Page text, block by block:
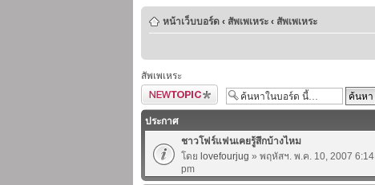
หน้าเว็บบอร์ด ‹ สัพเพเหระ ‹ สัพเพเหระ
สัพเพเหระ
ตั้งกระทู้ใหม่
ประกาศ
ชาวโฟร์แฟนเคยรู้สึกบ้างไหม
โดย lovefourjug » พฤหัสฯ. พ.ค. 10, 2007 6:14
pm